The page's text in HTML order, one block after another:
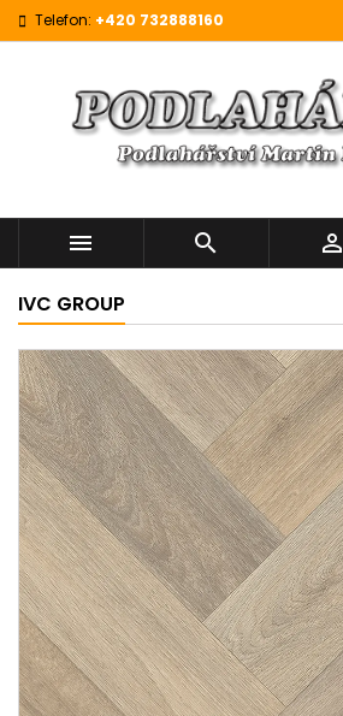
Telefon: +420 732888160
  
IVC GROUP